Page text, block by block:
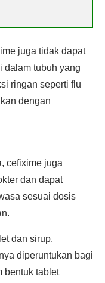
juga tidak dapat
dalam tubuh yang
ringan seperti flu
dengan
cefixime juga
dan dapat
sesuai dosis
dan sirup.
diperuntukan bagi
bentuk tablet